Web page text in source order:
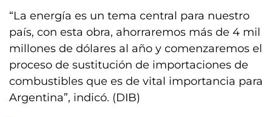
“La energía es un tema central para nuestro
país, con esta obra, ahorraremos más de 4 mil
millones de dólares al año y comenzaremos el
proceso de sustitución de importaciones de
combustibles que es de vital importancia para
Argentina”, indicó. (DIB)